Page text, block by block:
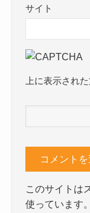
サイト
上に表示され
このサイトは
使っています。